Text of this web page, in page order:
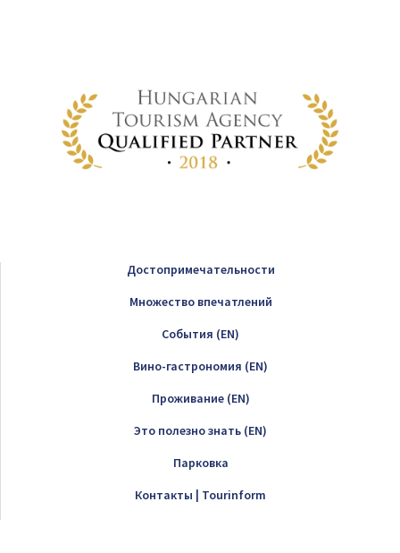
Достопримечательности
Множество впечатлений
Cобытия (EN)
Вино-гастрономия (EN)
Проживание (EN)
Это полезно знать (EN)
Парковка
Контакты | Tourinform